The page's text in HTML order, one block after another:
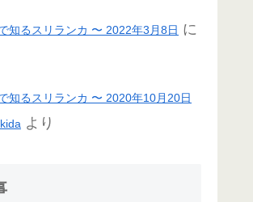
知るスリランカ 〜 2022年3月8日 に
知るスリランカ 〜 2020年10月20日
より